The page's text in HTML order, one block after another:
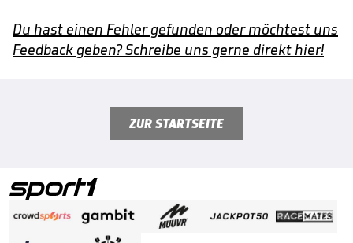
Du hast einen Fehler gefunden oder möchtest uns
Feedback geben? Schreibe uns gerne direkt hier!
ZUR STARTSEITE